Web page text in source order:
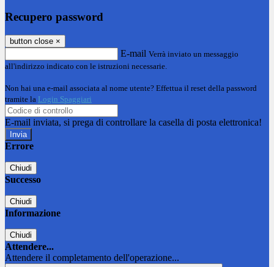
Recupero password
button close ×
E-mail Verrà inviato un messaggio
all'indirizzo indicato con le istruzioni necessarie.
Non hai una e-mail associata al nome utente? Effettua il reset della password
tramite la Login Spaggiari
E-mail inviata, si prega di controllare la casella di posta elettronica!
Errore
Chiudi
Successo
Chiudi
Informazione
Chiudi
Attendere...
Attendere il completamento dell'operazione...